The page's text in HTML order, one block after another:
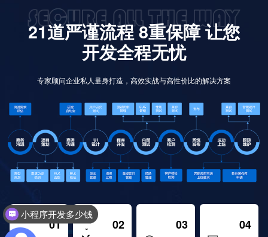
21道严谨流程 8重保障 让您
开发全程无忧
专家顾问企业私人量身打造，高效实战与高性价比的解决方案
01 02 03 04
小程序开发多少钱